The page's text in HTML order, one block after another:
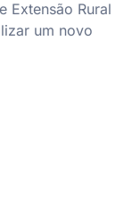
Extensão Rural
um novo